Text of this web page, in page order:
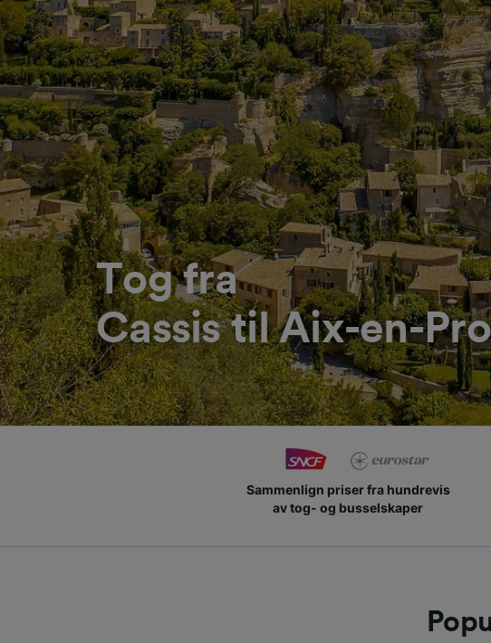
Tog fra
Cassis til Aix-en-
Sammenlign priser fra hundrevis
av tog- og busselskaper